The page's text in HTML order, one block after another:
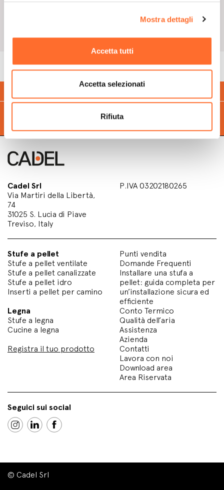
Mostra dettagli
Accetta tutti
Accetta selezionati
Rifiuta
Vedi Telefono
punto vendita
Cadel Srl
Via Martiri della Libertà,
74
31025 S. Lucia di Piave
Treviso, Italy
P.IVA 03202180265
Stufe a pellet
Stufe a pellet ventilate
Stufe a pellet canalizzate
Stufe a pellet idro
Inserti a pellet per camino
Legna
Stufe a legna
Cucine a legna
Registra il tuo prodotto
Punti vendita
Domande Frequenti
Installare una stufa a
pellet: guida completa per
un’installazione sicura ed
efficiente
Conto Termico
Qualità dell’aria
Assistenza
Azienda
Contatti
Lavora con noi
Download area
Area Riservata
Seguici sui social
© Cadel Srl